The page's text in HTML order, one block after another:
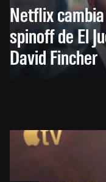
Netflix
spinoff de El
David Fincher